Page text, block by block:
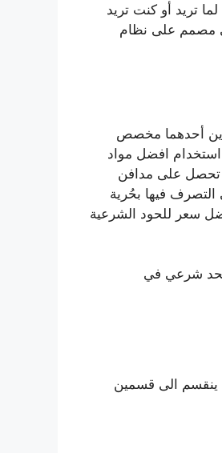
تريد أو كنت تريد
مصمم على نظام
أحدهما مخصص
استخدام افضل مواد
تحصل على مدافن
فيها بحُرية
سعر للحود الشرعية
ينقسم الى قسمين